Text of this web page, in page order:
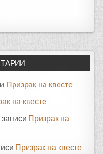
Призрак на квесте
на квесте
записи Призрак на
Призрак на квесте